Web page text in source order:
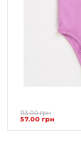
113.00 грн
57.00 грн